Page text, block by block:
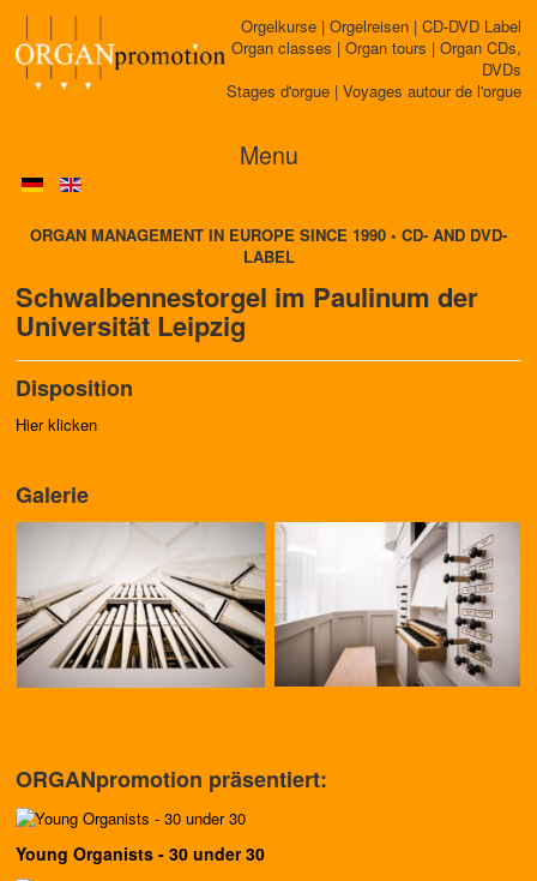
Orgelkurse | Orgelreisen | CD-DVD Label
Organ classes | Organ tours | Organ CDs,
DVDs
Stages d'orgue | Voyages autour de l'orgue
Menu
ORGAN MANAGEMENT IN EUROPE SINCE 1990 • CD- AND DVD-
LABEL
Schwalbennestorgel im Paulinum der
Universität Leipzig
Disposition
Hier klicken
Galerie
ORGANpromotion präsentiert:
Young Organists - 30 under 30